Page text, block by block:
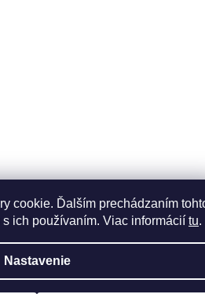
cookie. Ďalším prechádzaním
ich používaním. Viac informácií tu.
Nastavenie